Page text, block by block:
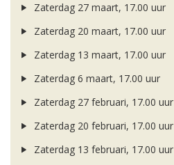
Zaterdag 27 maart, 17.00 uur
Zaterdag 20 maart, 17.00 uur
Zaterdag 13 maart, 17.00 uur
Zaterdag 6 maart, 17.00 uur
Zaterdag 27 februari, 17.00 uur
Zaterdag 20 februari, 17.00 uur
Zaterdag 13 februari, 17.00 uur